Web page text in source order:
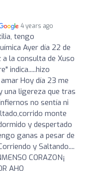
4 years ago
tengo
Ayer día 22 de
la consulta de Xuso
indica.....hizo
Hoy día 23 me
una ligereza que tras
no sentía ni
monte
y despertado
ganas a pesar de
y Saltando....
CORAZON¡
AHO